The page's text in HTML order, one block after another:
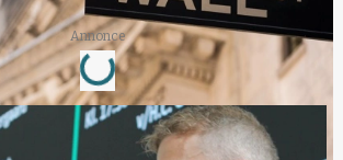
Annonce
Loading...